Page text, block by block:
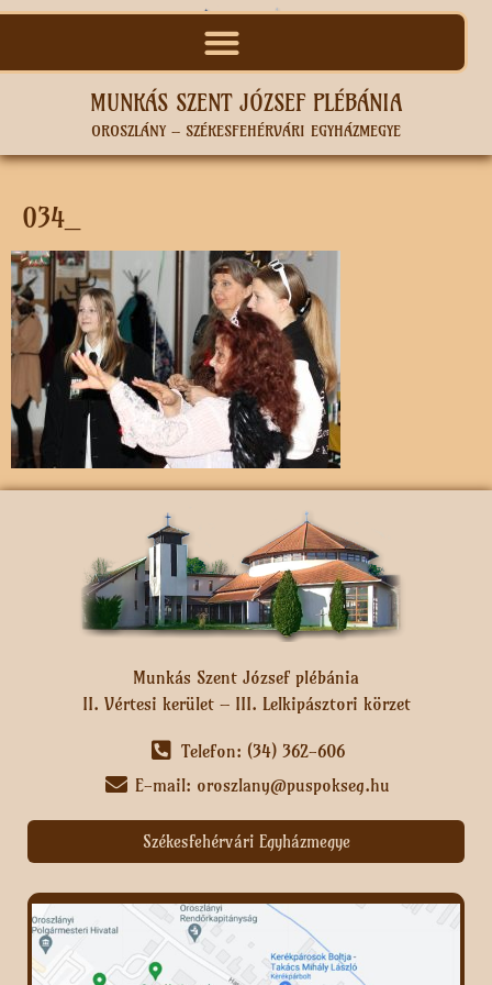
MUNKÁS SZENT JÓZSEF PLÉBÁNIA
OROSZLÁNY – SZÉKESFEHÉRVÁRI EGYHÁZMEGYE
034_
Munkás Szent József plébánia
II. Vértesi kerület – III. Lelkipásztori körzet
Telefon: (34) 362-606
E-mail: oroszlany@puspokseg.hu
Székesfehérvári Egyházmegye